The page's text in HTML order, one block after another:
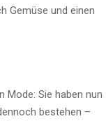
Gemüse und einen
Mode: Sie haben nun
bestehen –